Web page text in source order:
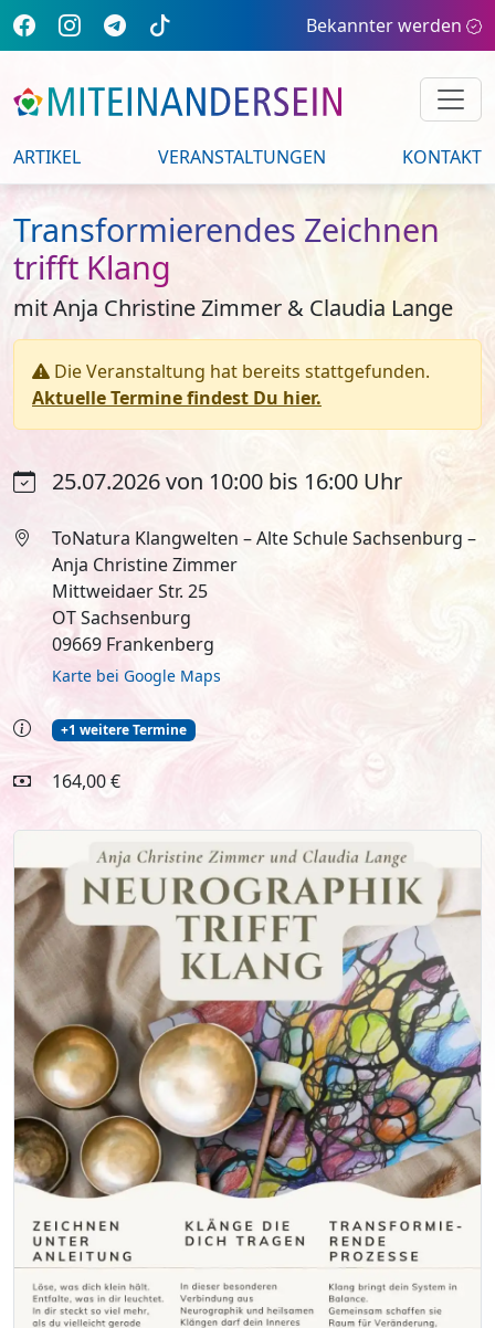
Bekannter werden
ARTIKEL VERANSTALTUNGEN KONTAKT
Transformierendes Zeichnen
trifft Klang
mit Anja Christine Zimmer & Claudia Lange
Die Veranstaltung hat bereits stattgefunden.
Aktuelle Termine findest Du hier.
25.07.2026 von 10:00 bis 16:00 Uhr
ToNatura Klangwelten – Alte Schule Sachsenburg –
Anja Christine Zimmer
Mittweidaer Str. 25
OT Sachsenburg
09669 Frankenberg
Karte bei Google Maps
+1 weitere Termine
164,00 €